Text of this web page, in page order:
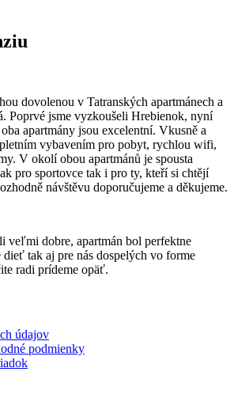
dovolenou v Tatranských apartmánech a
Poprvé jsme vyzkoušeli Hrebienok, nyní
apartmány jsou excelentní. Vkusně a
vybavením pro pobyt, rychlou wifi,
V okolí obou apartmánů je spousta
pro sportovce tak i pro ty, kteří si chtějí
návštěvu doporučujeme a děkujeme.
veľmi dobre, apartmán bol perfektne
dieť tak aj pre nás dospelých vo forme
radi prídeme opäť.
údajov
podmienky